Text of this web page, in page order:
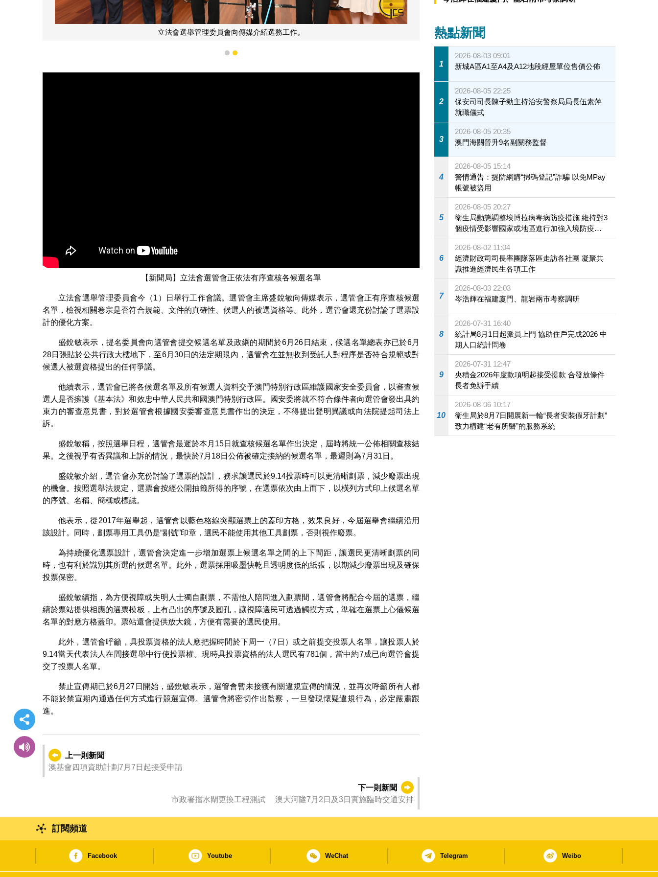
立法會選舉管理委員會向傳媒介紹選務工作。
1 2
【新聞局】立法會選管會正依法有序查核各候選名單
立法會選舉管理委員會今（1）日舉行工作會議。選管會主席盛銳敏向傳媒表示，選管會正有序查核候選
名單，檢視相關卷宗是否符合規範、文件的真確性、候選人的被選資格等。此外，選管會還充份討論了選票設
計的優化方案。
盛銳敏表示，提名委員會向選管會提交候選名單及政綱的期間於6月26日結束，候選名單總表亦已於6月
28日張貼於公共行政大樓地下，至6月30日的法定期限內，選管會在並無收到受託人對程序是否符合規範或對
候選人被選資格提出的任何爭議。
他續表示，選管會已將各候選名單及所有候選人資料交予澳門特別行政區維護國家安全委員會，以審查候
選人是否擁護《基本法》和效忠中華人民共和國澳門特別行政區。國安委將就不符合條件者向選管會發出具約
束力的審查意見書，對於選管會根據國安委審查意見書作出的決定，不得提出聲明異議或向法院提起司法上
訴。
盛銳敏稱，按照選舉日程，選管會最遲於本月15日就查核候選名單作出決定，屆時將統一公佈相關查核結
果。之後視乎有否異議和上訴的情況，最快於7月18日公佈被確定接納的候選名單，最遲則為7月31日。
盛銳敏介紹，選管會亦充份討論了選票的設計，務求讓選民於9.14投票時可以更清晰劃票，減少廢票出現
的機會。按照選舉法規定，選票會按經公開抽籤所得的序號，在選票依次由上而下，以橫列方式印上候選名單
的序號、名稱、簡稱或標誌。
他表示，從2017年選舉起，選管會以藍色格線突顯選票上的蓋印方格，效果良好，今屆選舉會繼續沿用
該設計。同時，劃票專用工具仍是“剔號”印章，選民不能使用其他工具劃票，否則視作廢票。
為持續優化選票設計，選管會決定進一步增加選票上候選名單之間的上下間距，讓選民更清晰劃票的同
時，也有利於識別其所選的候選名單。此外，選票採用吸墨快乾且透明度低的紙張，以期減少廢票出現及確保
投票保密。
盛銳敏續指，為方便視障或失明人士獨自劃票，不需他人陪同進入劃票間，選管會將配合今屆的選票，繼
續於票站提供相應的選票模板，上有凸出的序號及圓孔，讓視障選民可透過觸摸方式，準確在選票上心儀候選
名單的對應方格蓋印。票站還會提供放大鏡，方便有需要的選民使用。
此外，選管會呼籲，具投票資格的法人應把握時間於下周一（7日）或之前提交投票人名單，讓投票人於
9.14當天代表法人在間接選舉中行使投票權。現時具投票資格的法人選民有781個，當中約7成已向選管會提
交了投票人名單。
禁止宣傳期已於6月27日開始，盛銳敏表示，選管會暫未接獲有關違規宣傳的情況，並再次呼籲所有人都
不能於禁宣期內通過任何方式進行競選宣傳。選管會將密切作出監察，一旦發現懷疑違規行為，必定嚴肅跟
進。
上一則新聞
澳基會四項資助計劃7月7日起接受申請
下一則新聞
市政署擋水閘更換工程測試 澳大河隧7月2日及3日實施臨時交通安排
熱點新聞
1
2026-08-03 09:01
新城A區A1至A4及A12地段經屋單位售價公佈
2
2026-08-05 22:25
保安司司長陳子勁主持治安警察局局長伍素萍
就職儀式
3
2026-08-05 20:35
澳門海關晉升9名副關務監督
4
2026-08-05 15:14
警情通告：提防網購“掃碼登記”詐騙 以免MPay
帳號被盜用
5
2026-08-05 20:27
衛生局動態調整埃博拉病毒病防疫措施 維持對3
個疫情受影響國家或地區進行加強入境防疫措
施
6
2026-08-02 11:04
經濟財政司司長率團隊落區走訪各社團 凝聚共
識推進經濟民生各項工作
7
2026-08-03 22:03
岑浩輝在福建廈門、龍岩兩市考察調研
8
2026-07-31 16:40
統計局8月1日起派員上門 協助住戶完成2026 中
期人口統計問卷
9
2026-07-31 12:47
央積金2026年度款項明起接受提款 合發放條件
長者免辦手續
10
2026-08-06 10:17
衛生局於8月7日開展新一輪“長者安裝假牙計劃”
致力構建“老有所醫”的服務系統
訂閱頻道
Facebook Youtube WeChat Telegram Weibo